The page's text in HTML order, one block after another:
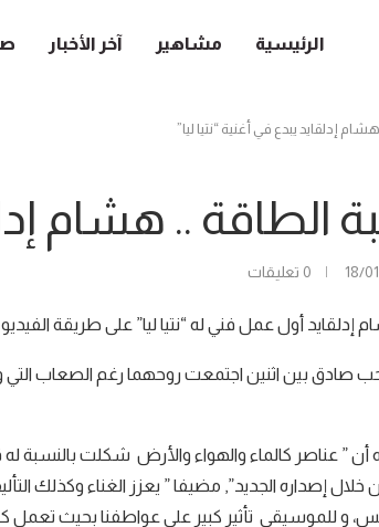
الرئيسية مشاهير آخر الأخبار
إدلقايد يبدع في أغنية “نتيا ليا”
الطاقة .. هشام
18/ 0 تعليقات
أول عمل فني له “نتيا ليا” على طريقة
صادق بين اثنين اجتمعت روحهما رغم الصعاب التي
” عناصر كالماء والهواء والأرض شكلت بالنسبة
إصداره الجديد”, مضيفا ” يعزز الغناء وكذلك
و للموسيقى تأثير كبير على عواطفنا بحيث